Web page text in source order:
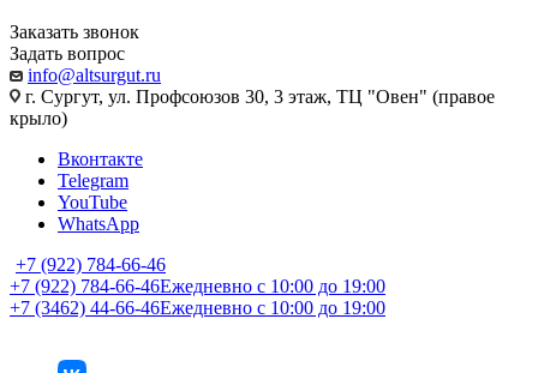
Заказать звонок
Задать вопрос
info@altsurgut.ru
г. Сургут, ул. Профсоюзов 30, 3 этаж, ТЦ "Овен" (правое
крыло)
Вконтакте
Telegram
YouTube
WhatsApp
+7 (922) 784-66-46
+7 (922) 784-66-46Ежедневно с 10:00 до 19:00
+7 (3462) 44-66-46Ежедневно с 10:00 до 19:00